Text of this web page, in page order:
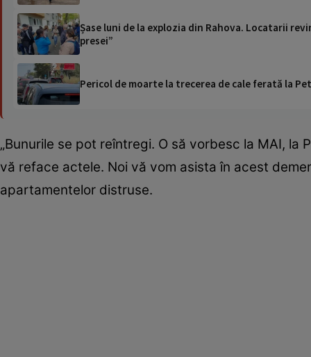
Șase luni de la explozia din Rahova. Locatarii
presei”
Pericol de moarte la trecerea de cale ferată la
„Bunurile se pot reîntregi. O să vorbesc la MAI,
vă reface actele. Noi vă vom asista în acest
apartamentelor distruse.